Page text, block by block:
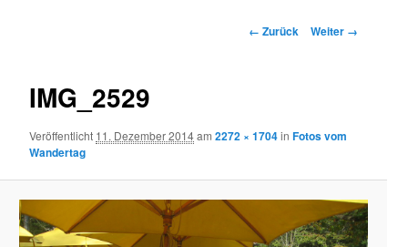
Bilder-
← Zurück Weiter →
IMG_2529
Veröffentlicht 11. Dezember 2014am2272 × 1704inFotos vom
Wandertag